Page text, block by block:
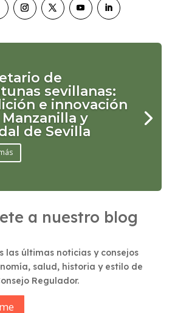
de
sevillanas:
e innovación
y
de Sevilla
a nuestro blog
las últimas noticias y consejos
salud, historia y estilo de
Regulador.